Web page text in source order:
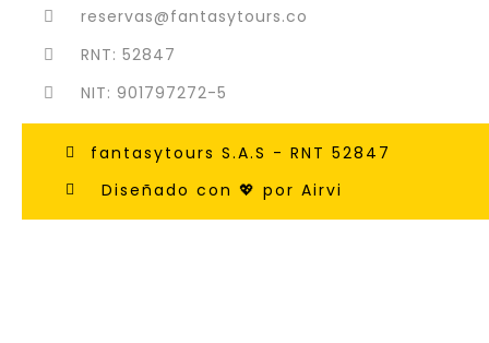
reservas@fantasytours.co
RNT: 52847
NIT: 901797272-5
fantasytours S.A.S - RNT 52847
Diseñado con 💖 por Airvi